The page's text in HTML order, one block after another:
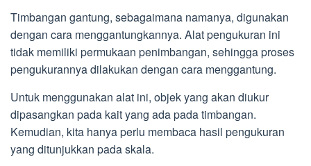
Timbangan gantung, sebagaimana namanya, digunakan
dengan cara menggantungkannya. Alat pengukuran ini
tidak memiliki permukaan penimbangan, sehingga proses
pengukurannya dilakukan dengan cara menggantung.
Untuk menggunakan alat ini, objek yang akan diukur
dipasangkan pada kait yang ada pada timbangan.
Kemudian, kita hanya perlu membaca hasil pengukuran
yang ditunjukkan pada skala.